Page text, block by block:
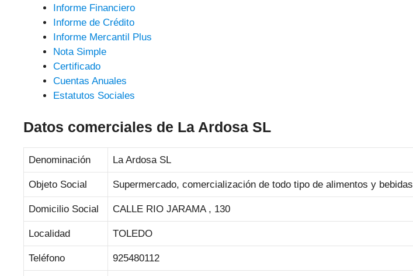
Informe Financiero
Informe de Crédito
Informe Mercantil Plus
Nota Simple
Certificado
Cuentas Anuales
Estatutos Sociales
Datos comerciales de La Ardosa SL
Denominación La Ardosa SL
Objeto Social Supermercado, comercialización de todo tipo de alimentos y bebidas
Domicilio Social CALLE RIO JARAMA , 130
Localidad TOLEDO
Teléfono 925480112